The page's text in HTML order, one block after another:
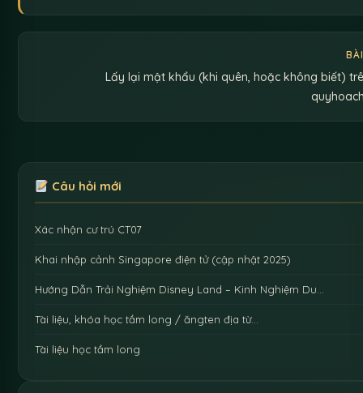
Lấy lại mật khẩu (khi quên, hoặc không biết)
Câu hỏi mới
Xác nhận cư trú CT07
Khai nhập cảnh Singapore điện tử (cập nhật 2025)
Hướng Dẫn Trải Nghiệm Disney Land – Kinh Nghiệm Du…
Tài liệu, khóa học tầm long / ăngten địa từ…
Tài liệu học tầm long